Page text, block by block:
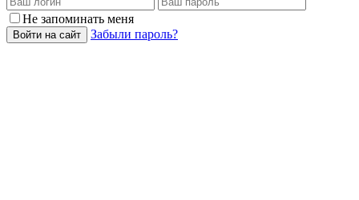
Не запоминать меня
Войти на сайт Забыли пароль?